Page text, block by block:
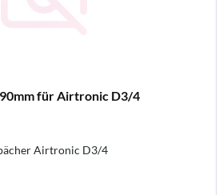
für Airtronic D3/4
Airtronic D3/4